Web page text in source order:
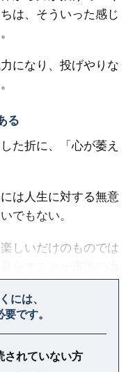
は、そういった感じ
になり、投げやりな
る
た折に、「心が萎え
は人生に対する無意
でもない。
しいだけのものでは
には、
です。
されていない方